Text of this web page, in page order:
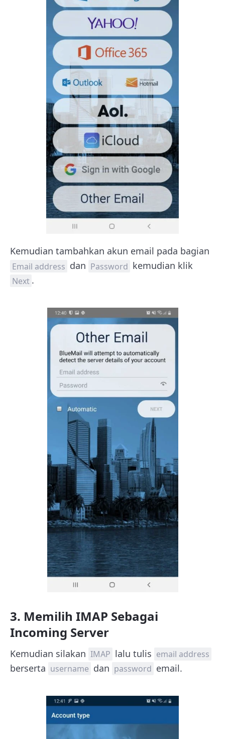
Kemudian tambahkan akun email pada bagian
Email address dan Password kemudian klik
Next .
3. Memilih IMAP Sebagai
Incoming Server
Kemudian silakan IMAP lalu tulis email address
berserta username dan password email.